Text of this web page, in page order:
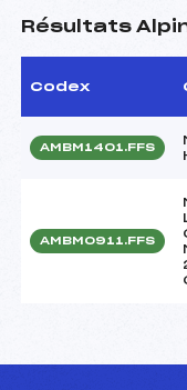
Résultats
Codex
AMBM1401.FFS
AMBM0911.FFS